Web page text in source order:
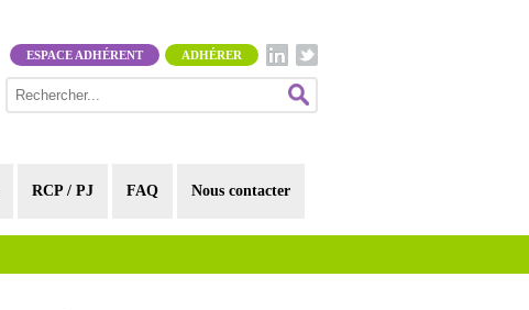
ADHÉRER
ESPACE ADHÉRENT
RCP / PJ FAQ Nous contacter